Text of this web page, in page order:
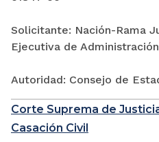
Solicitante: Nación-Rama
Ejecutiva de
Autoridad: Consejo de
Corte Suprema de
Casación Civil